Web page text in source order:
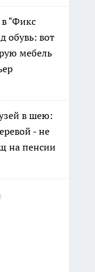
"Фикс
обувь: вот
мебель
в шею:
- не
на пенсии
короны: